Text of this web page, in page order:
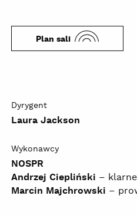
Plan sali
Dyrygent
Laura Jackson
Wykonawcy
NOSPR
Andrzej Ciepliński –
Marcin Majchrowski –